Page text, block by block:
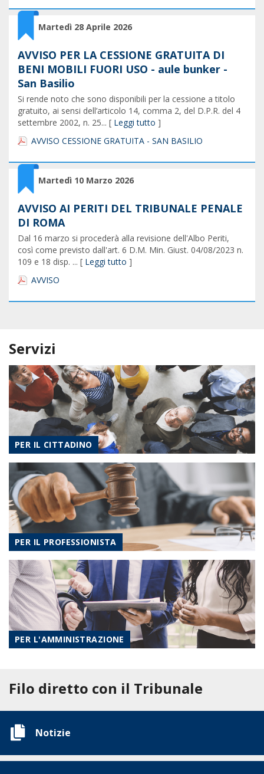
Martedì 28 Aprile 2026
AVVISO PER LA CESSIONE GRATUITA DI
BENI MOBILI FUORI USO - aule bunker -
San Basilio
Si rende noto che sono disponibili per la cessione a titolo
gratuito, ai sensi dell’articolo 14, comma 2, del D.P.R. del 4
settembre 2002, n. 25... [ Leggi tutto ]
AVVISO CESSIONE GRATUITA - SAN BASILIO
Martedì 10 Marzo 2026
AVVISO AI PERITI DEL TRIBUNALE PENALE
DI ROMA
Dal 16 marzo si procederà alla revisione dell'Albo Periti,
così come previsto dall'art. 6 D.M. Min. Giust. 04/08/2023 n.
109 e 18 disp. ... [ Leggi tutto ]
AVVISO
Servizi
PER IL CITTADINO
PER IL PROFESSIONISTA
PER L'AMMINISTRAZIONE
Filo diretto con il Tribunale
Notizie